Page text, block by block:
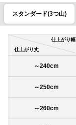
スタンダード(3つ山)
仕上がり幅
仕上がり丈
～240cm
～250cm
～260cm